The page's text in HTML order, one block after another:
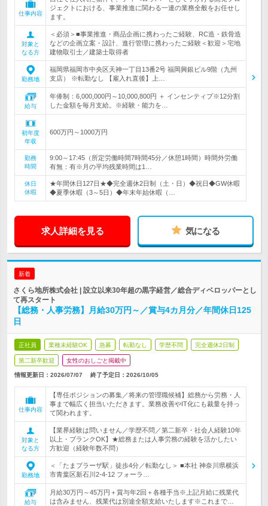
仕事内容
ジェクトにおける、事業推進に関わる一連の業務全般をお任せし
ます。
対象と
なる方
＜必須＞■事業推進・商品企画に携わったご経験、RC造・鉄骨造
などの企画立案・設計、進行管理に携わったご経験＜歓迎＞宅地
建物取引士／建築士取得者
勤務地
福岡県福岡市中央区天神一丁目13番2号 福岡興銀ビル9階（九州
支店） ※転勤なし 【雇入れ直後】上…
給与
年俸制：6,000,000円～10,000,800円 ＋ インセンティブ※12分割
した金額を毎月支給。※経験・能力を…
初年度
年収
600万円～1000万円
勤務
時間
9:00～17:45（所定労働時間7時間45分／休憩1時間）時間外労働
有無：有※月の平均残業時間は1…
休日
休暇
★年間休日127日★◆完全週休2日制（土・日）◆祝日◆GW休暇
◆夏季休暇（3～5日）◆年末年始休暇（…
求人詳細を見る 気になる
新着
さくら地所株式会社 | 設立以来30年超の黒字経営／総合ディベロッパーとし
て再スタート
【総務・人事労務】月給30万円～／賞与4カ月分／年間休日125
日
正社員 業種未経験OK 急募 転勤なし 学歴不問 完全週休2日制
第二新卒歓迎 女性のおしごと掲載中
情報更新日：2026/07/07 終了予定日： 2026/10/05
仕事内容
【専任ポジションの募集／将来の管理職候補】総務から労務・人
事まで幅広く担当いただきます。業務改善やIT化にも裁量を持っ
て関われます。
対象と
なる方
【業界経験は問いません／学歴不問／第二新卒・社会人経験10年
以上・ブランクOK】★総務または人事労務の経験を活かしたい
方歓迎（経験年数不問）
勤務地
＜「たまプラーザ駅」徒歩4分／転勤なし＞ ■本社 神奈川県横浜
市青葉区新石川2-4-12 フォーラ…
給与
月給30万円～45万円＋賞与年2回＋各種手当※上記月給に残業代
は含みません、残業代は別途全額支給いたします※これまで…